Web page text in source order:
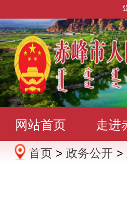
网站首页 走进
办事服务 政民
首页 > 政务公开 >